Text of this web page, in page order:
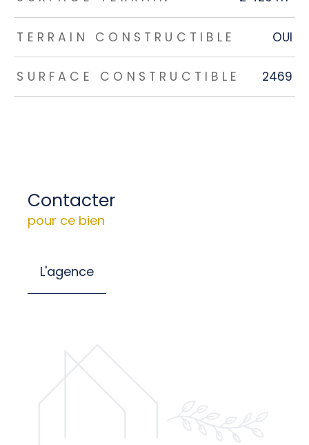
TERRAIN CONSTRUCTIBLE OUI
SURFACE CONSTRUCTIBLE 2469
Contacter
pour ce bien
L'agence